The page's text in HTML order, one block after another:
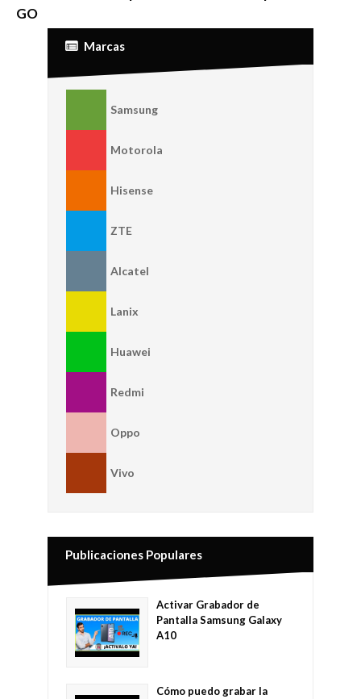
GO
Marcas
Samsung
Motorola
Hisense
ZTE
Alcatel
Lanix
Huawei
Redmi
Oppo
Vivo
Publicaciones Populares
Activar Grabador de
Pantalla Samsung Galaxy
A10
Cómo puedo grabar la